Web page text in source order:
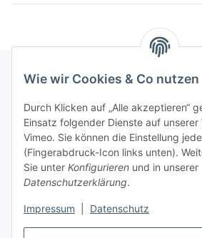
Wie wir Cookies & Co nutzen
Durch Klicken auf „Alle akzeptieren“
Einsatz folgender Dienste auf unserer
Vimeo. Sie können die Einstellung
(Fingerabdruck-Icon links unten).
Sie unter Konfigurieren und in unserer
Datenschutzerklärung.
Impressum Datenschutz
Informationen
036204. 803903
Achtung!!!